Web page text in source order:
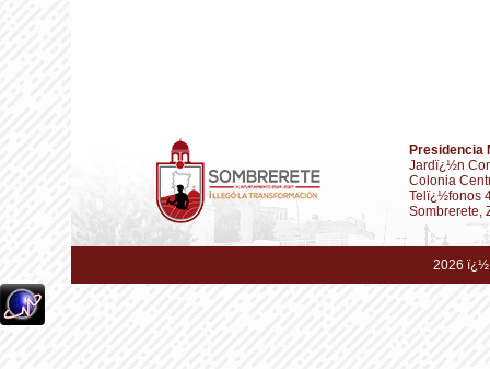
Presidencia
Jardï¿½n
Colonia
Telï¿½fonos
Sombrerete,
2026 ï¿½